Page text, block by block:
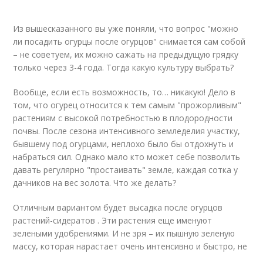
Из вышесказанного вы уже поняли, что вопрос "можно
ли посадить огурцы после огурцов" снимается сам собой
– не советуем, их можно сажать на предыдущую грядку
только через 3-4 года. Тогда какую культуру выбрать?
Вообще, если есть возможность, то… никакую! Дело в
том, что огурец относится к тем самым "прожорливым"
растениям с высокой потребностью в плодородности
почвы. После сезона интенсивного земледелия участку,
бывшему под огурцами, неплохо было бы отдохнуть и
набраться сил. Однако мало кто может себе позволить
давать регулярно "простаивать" земле, каждая сотка у
дачников на вес золота. Что же делать?
Отличным вариантом будет высадка после огурцов
растений-сидератов . Эти растения еще именуют
зелеными удобрениями. И не зря – их пышную зеленую
массу, которая нарастает очень интенсивно и быстро, не